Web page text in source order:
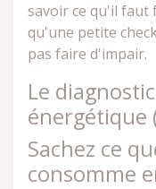
savoir ce qu'il faut
qu'une petite
pas faire d'impair.
Le
énergétique
Sachez ce
consomme